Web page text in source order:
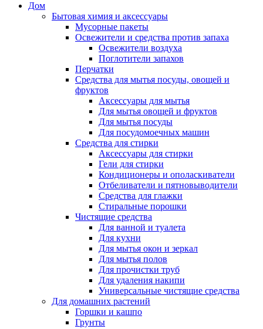
Дом
Бытовая химия и аксессуары
Мусорные пакеты
Освежители и средства против запаха
Освежители воздуха
Поглотители запахов
Перчатки
Средства для мытья посуды, овощей и
фруктов
Аксессуары для мытья
Для мытья овощей и фруктов
Для мытья посуды
Для посудомоечных машин
Средства для стирки
Аксессуары для стирки
Гели для стирки
Кондиционеры и ополаскиватели
Отбеливатели и пятновыводители
Средства для глажки
Стиральные порошки
Чистящие средства
Для ванной и туалета
Для кухни
Для мытья окон и зеркал
Для мытья полов
Для прочистки труб
Для удаления накипи
Универсальные чистящие средства
Для домашних растений
Горшки и кашпо
Грунты